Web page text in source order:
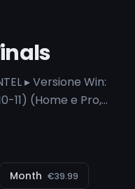
▸ Versione Win:
11) (Home e Pro,
Pro)
Month €39.99